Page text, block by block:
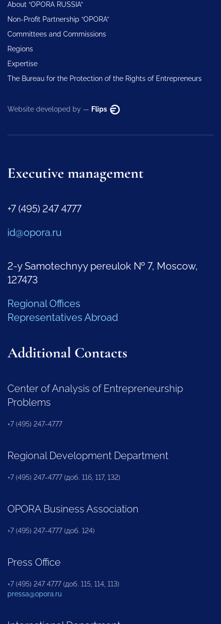
About “OPORA RUSSIA”
Non-Profit Partnership “OPORA”
Committees and Commissions
Regions
Expertise
The Bureau for the Protection of the Rights of Entrepreneurs
Website developed by — Flips
Executive management
+7 (495) 247 4777
id@opora.ru
2-y Samotechnyy pereulok № 7, Moscow,
127473
Regional Offices
Representatives Abroad
Additional Contacts
Center of Analysis of Entrepreneurship
Problems
+7 (495) 247-4777
Regional Development Department
+7 (495) 247-4777 (доб. 116, 117, 132)
OPORA Business Association
+7 (495) 247-4777 (доб. 124)
Press Office
+7 (495) 247 4777 (доб. 115, 114, 113)
pressa@opora.ru